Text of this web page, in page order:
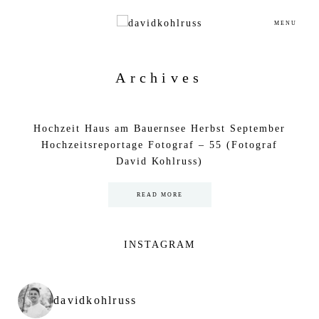
MENU
Archives
Hochzeit Haus am Bauernsee Herbst September
Hochzeitsreportage Fotograf – 55 (Fotograf
David Kohlruss)
READ MORE
INSTAGRAM
davidkohlruss